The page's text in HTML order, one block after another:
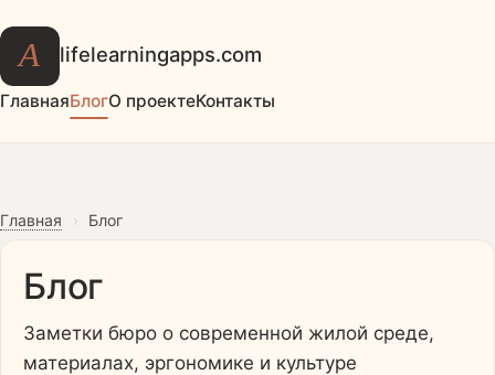
А lifelearningapps.com
ГлавнаяБлогО проектеКонтакты
Главная › Блог
Блог
Заметки бюро о современной жилой среде,
материалах, эргономике и культуре